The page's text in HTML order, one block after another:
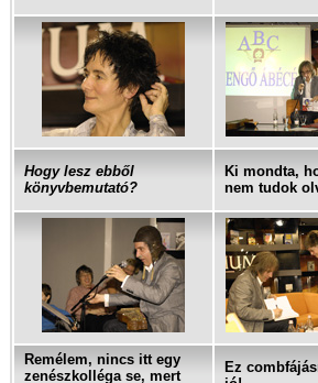
Hogy lesz ebből
könyvbemutató?
Ki mondta,
nem tudok
Remélem, nincs itt egy
zenészkolléga se, mert
Ez